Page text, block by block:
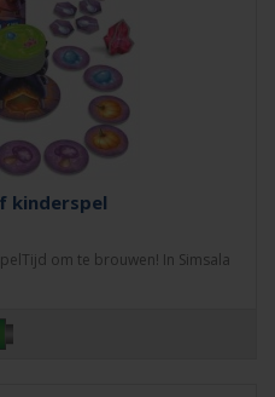
kinderspel
om te brouwen! In Simsala